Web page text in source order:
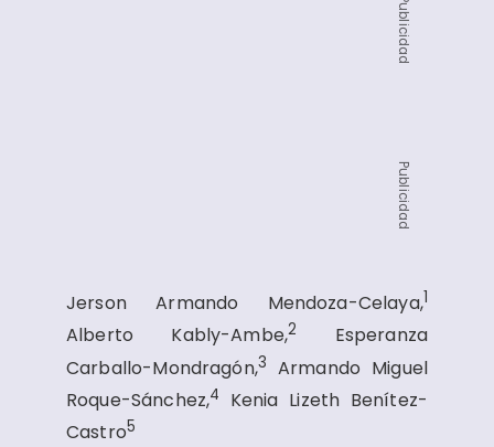
Publicidad
Publicidad
Jerson Armando Mendoza-Celaya,1
Alberto Kably-Ambe,2 Esperanza
Carballo-Mondragón,3 Armando Miguel
Roque-Sánchez,4 Kenia Lizeth Benítez-
Castro5